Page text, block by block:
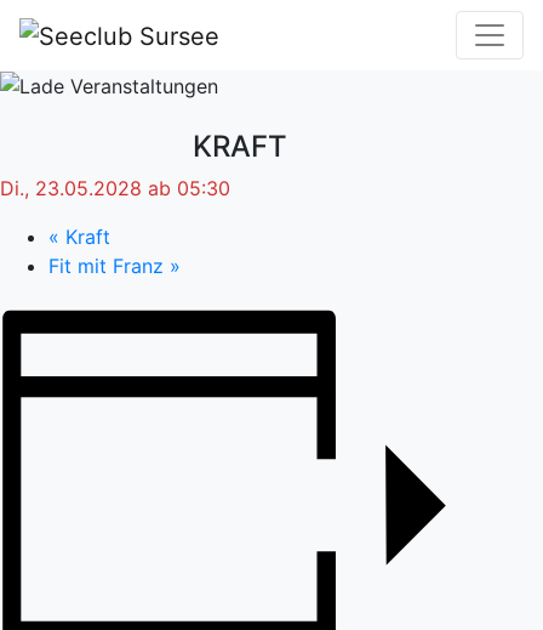
KRAFT
Di., 23.05.2028 ab 05:30
« Kraft
Fit mit Franz »